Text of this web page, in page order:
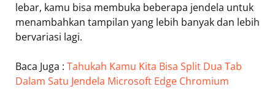
lebar, kamu bisa membuka beberapa jendela untuk
menambahkan tampilan yang lebih banyak dan lebih
bervariasi lagi.
Baca Juga : Tahukah Kamu Kita Bisa Split Dua Tab
Dalam Satu Jendela Microsoft Edge Chromium